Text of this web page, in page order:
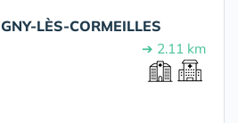
LÈS-CORMEILLES
➔ 2.11 km